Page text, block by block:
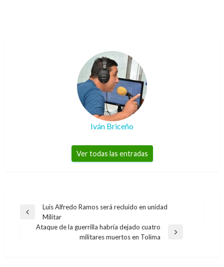
Iván Briceño
Ver todas las entradas
Navegación
Entrada
anterior
Luis Alfredo Ramos será recluido en unidad
Militar
Ataque de la guerrilla habría dejado cuatro
militares muertos en Tolima